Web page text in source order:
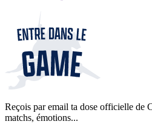
Reçois par email ta dose officielle de
matchs, émotions...